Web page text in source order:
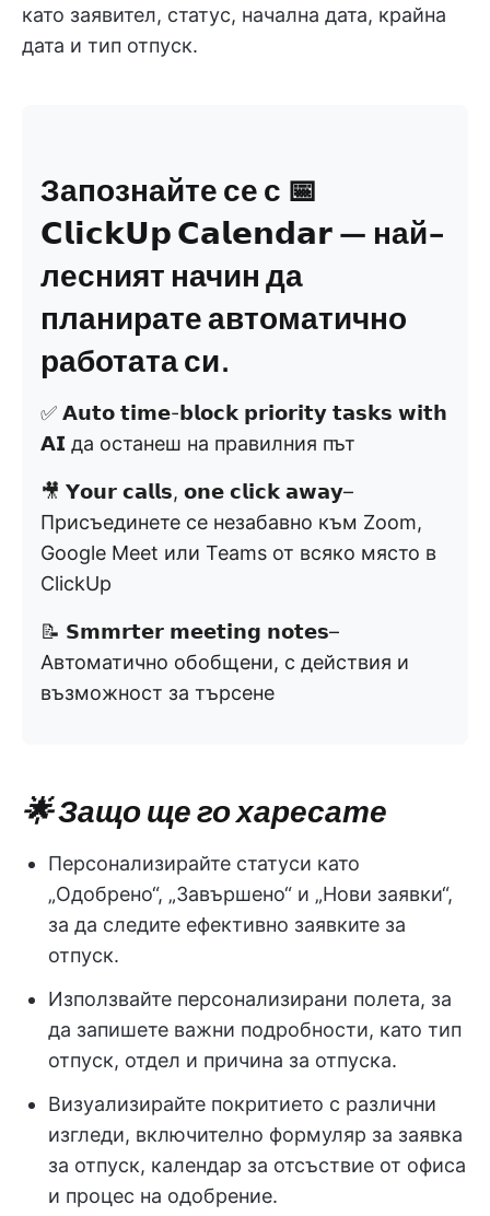
като заявител, статус, начална дата, крайна
дата и тип отпуск.
Запознайте се с 📅
𝗖𝗹𝗶𝗰𝗸𝗨𝗽 𝗖𝗮𝗹𝗲𝗻𝗱𝗮𝗿 — най-
лесният начин да
планирате автоматично
работата си.
✅ 𝗔𝘂𝘁𝗼 𝘁𝗶𝗺𝗲-𝗯𝗹𝗼𝗰𝗸 𝗽𝗿𝗶𝗼𝗿𝗶𝘁𝘆 𝘁𝗮𝘀𝗸𝘀 𝘄𝗶𝘁𝗵
𝗔𝗜 да останеш на правилния път
🎥 𝗬𝗼𝘂𝗿 𝗰𝗮𝗹𝗹𝘀, 𝗼𝗻𝗲 𝗰𝗹𝗶𝗰𝗸 𝗮𝘄𝗮𝘆–
Присъединете се незабавно към Zoom,
Google Meet или Teams от всяко място в
ClickUp
📝 𝗦𝗺𝗺𝗿𝘁𝗲𝗿 𝗺𝗲𝗲𝘁𝗶𝗻𝗴 𝗻𝗼𝘁𝗲𝘀–
Автоматично обобщени, с действия и
възможност за търсене
🌟 Защо ще го харесате
Персонализирайте статуси като
„Одобрено“, „Завършено“ и „Нови заявки“,
за да следите ефективно заявките за
отпуск.
Използвайте персонализирани полета, за
да запишете важни подробности, като тип
отпуск, отдел и причина за отпуска.
Визуализирайте покритието с различни
изгледи, включително формуляр за заявка
за отпуск, календар за отсъствие от офиса
и процес на одобрение.